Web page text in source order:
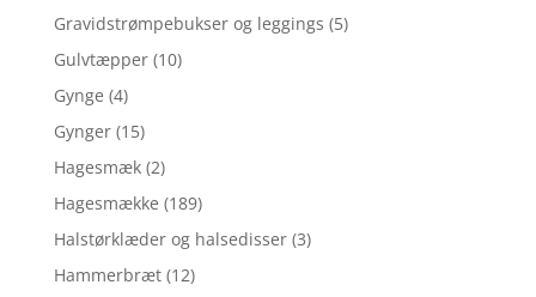
Gravidstrømpebukser og leggings (5)
Gulvtæpper (10)
Gynge (4)
Gynger (15)
Hagesmæk (2)
Hagesmække (189)
Halstørklæder og halsedisser (3)
Hammerbræt (12)